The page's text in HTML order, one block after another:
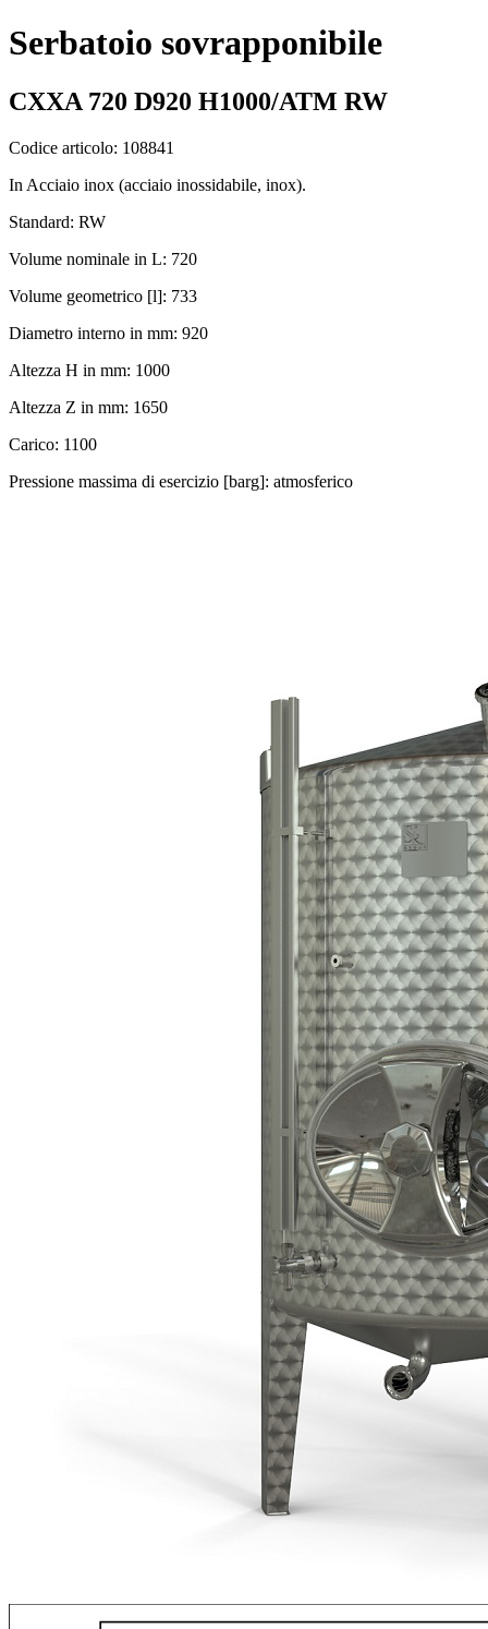
Serbatoio sovrapponibile
CXXA 720 D920 H1000/ATM RW
Codice articolo: 108841
In Acciaio inox (acciaio inossidabile, inox).
Standard: RW
Volume nominale in L: 720
Volume geometrico [l]: 733
Diametro interno in mm: 920
Altezza H in mm: 1000
Altezza Z in mm: 1650
Carico: 1100
Pressione massima di esercizio [barg]: atmosferico